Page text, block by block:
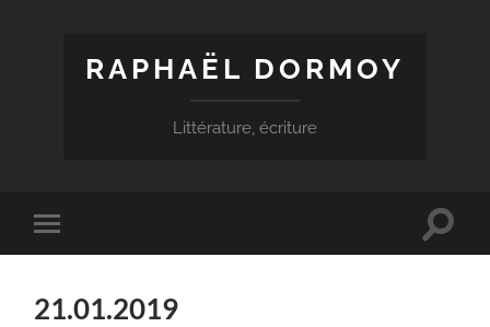
RAPHAËL DORMOY
Littérature, écriture
Toggle
mobile
Toggle
21.01.2019